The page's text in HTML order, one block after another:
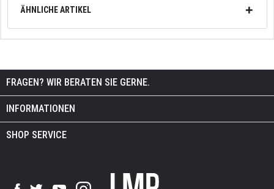
ÄHNLICHE ARTIKEL
FRAGEN? WIR BERATEN SIE GERNE.
INFORMATIONEN
SHOP SERVICE